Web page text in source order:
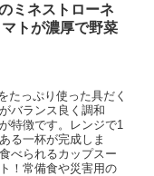
ミネストローネ
トが濃厚で野菜
たっぷり使った具だく
バランス良く調和
特徴です。レンジで1
る一杯が完成しま
べられるカップスー
！常備食や災害用の